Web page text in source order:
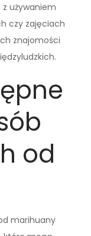
używaniem
czy zajęciach
znajomości
od
marihuany